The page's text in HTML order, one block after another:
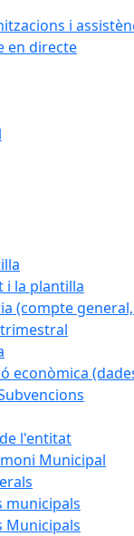
i
en directe
i la plantilla
(compte
econòmica
l'entitat
Municipal
municipals
Municipals